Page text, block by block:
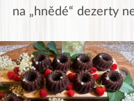
na „hnědé“ dezerty